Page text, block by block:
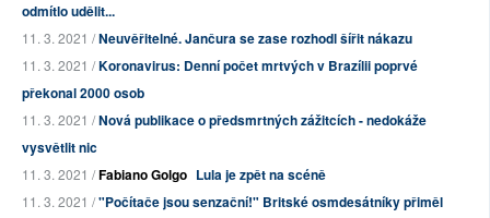
odmítlo udělit...
11. 3. 2021 /Neuvěřitelné. Jančura se zase rozhodl šířit nákazu
11. 3. 2021 /Koronavirus: Denní počet mrtvých v Brazílii poprvé
překonal 2000 osob
11. 3. 2021 /Nová publikace o předsmrtných zážitcích - nedokáže
vysvětlit nic
11. 3. 2021 /Fabiano Golgo Lula je zpět na scéně
11. 3. 2021 /"Počítače jsou senzační!" Britské osmdesátníky přiměl